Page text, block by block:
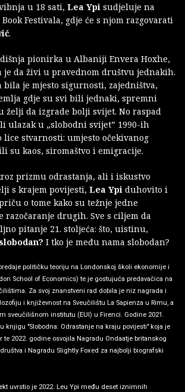
u 18 sati, Lea Ypi sudjeluje na
Festivala, gdje će s njom razgovarati
.
pionirka u Albaniji Envera Hoxhe,
je da živi u pravednom društvu jednakih.
bila je mjesto sigurnosti, zajedništva,
gdje su svi bili jednaki, spremni
želji da izgrade bolji svijet. No raspad
ulazak u „slobodni svijet” 1990-ih
stvarnosti: umjesto očekivanog
su kaos, siromaštvo i emigracije.
prizmu odrastanja, ali i iskustvo
s krajem povijesti, Lea Ypi duhovito i
o tome kako su težnje jedne
razočaranje drugih. Sve s ciljem da
pitanje 21. stoljeća: što, uistinu,
I tko je među nama slobodan?
političku teoriju na Londonskoj školi ekonomije i
School of Economics) te je gostujuća predavačica na
Za svoj znanstveni rad dobila je niz nagrada i
i književnost na Sveučilištu La Sapienza u Rimu, a
sveučilišnom institutu (EUI) u Firenci. Godine 2021.
knjigu "Slobodna: Odrastanje na kraju povijesti" koja je
te 2022. godine osvojila Nagradu Ondaatje britanskog
i Nagradu Slightly Foxed za najbolji biografski
uvrstio je 2022. Leu Ypi među deset iznimnih